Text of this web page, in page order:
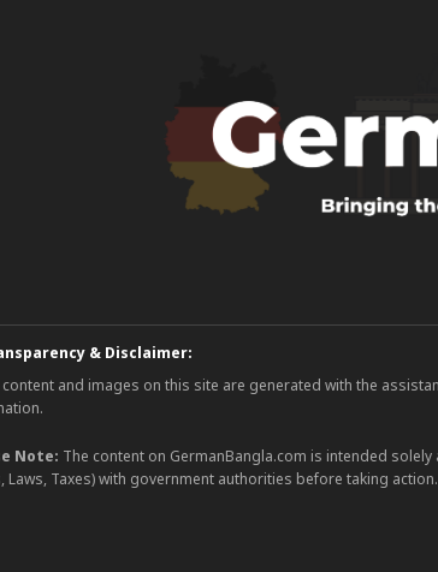
& Disclaimer:
content and images on this site are generated with the
Note: The content on GermanBangla.com is intended solely
Laws, Taxes) with government authorities before taking action.